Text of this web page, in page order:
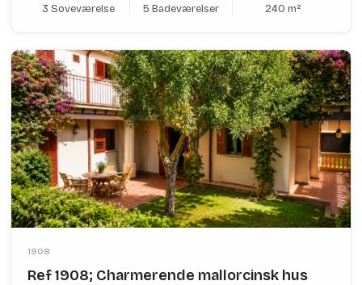
3 Soveværelse 5 Badeværelser 240 m²
1908
Ref 1908; Charmerende mallorcinsk hus